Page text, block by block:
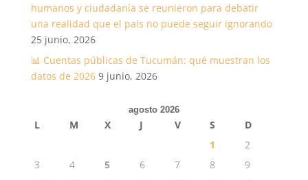
humanos y ciudadanía se reunieron para debatir
una realidad que el país no puede seguir ignorando
25 junio, 2026
📊 Cuentas públicas de Tucumán: qué muestran los
datos de 2026 9 junio, 2026
agosto 2026
L M X J V S
D
1
2
3
4 5 6 7 8
9